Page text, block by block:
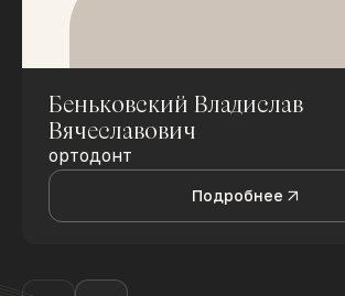
Беньковский Владислав
Вячеславович
ортодонт
Подробнее